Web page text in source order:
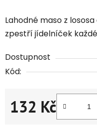
Lahodné maso z
zpestří jídelníček
Dostupnost
Kód:
132 Kč
Měrná cena: